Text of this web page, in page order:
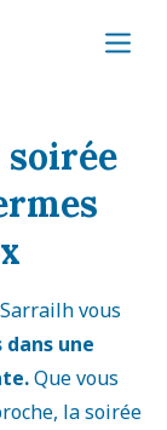
soirée
vous
une
Que vous
la soirée